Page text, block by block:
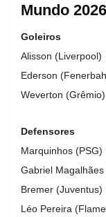
Mundo 2026
Goleiros
Alisson (Liverpool)
Ederson
Weverton (Grêmio)
Defensores
Marquinhos (PSG)
Gabriel
Bremer (Juventus)
Léo Pereira